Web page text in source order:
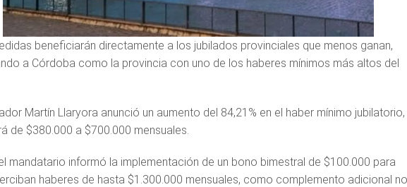
beneficiarán directamente a los jubilados provinciales que menos ganan,
a Córdoba como la provincia con uno de los haberes mínimos más altos del
Martín Llaryora anunció un aumento del 84,21% en el haber mínimo jubilatorio,
de $380.000 a $700.000 mensuales.
mandatario informó la implementación de un bono bimestral de $100.000 para
haberes de hasta $1.300.000 mensuales, como complemento adicional no